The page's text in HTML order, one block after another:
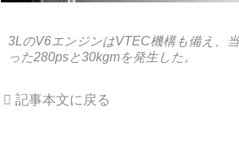
3LのV6エンジンはVTEC機構も備え、
った280psと30kgmを発生した。
記事本文に戻る